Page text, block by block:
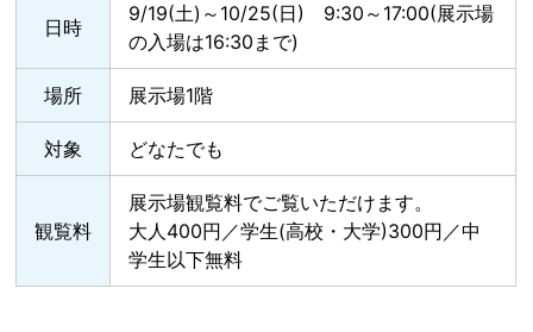
日時
9/19(土)～10/25(日) 9:30～17:00(展示場
の入場は16:30まで)
場所 展示場1階
対象 どなたでも
観覧料
展示場観覧料でご覧いただけます。
大人400円／学生(高校・大学)300円／中
学生以下無料